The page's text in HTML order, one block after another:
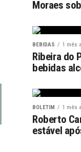
Moraes
BEBIDAS 1 mês
Ribeira do
bebidas
BOLETIM 1 mês
Roberto
estável